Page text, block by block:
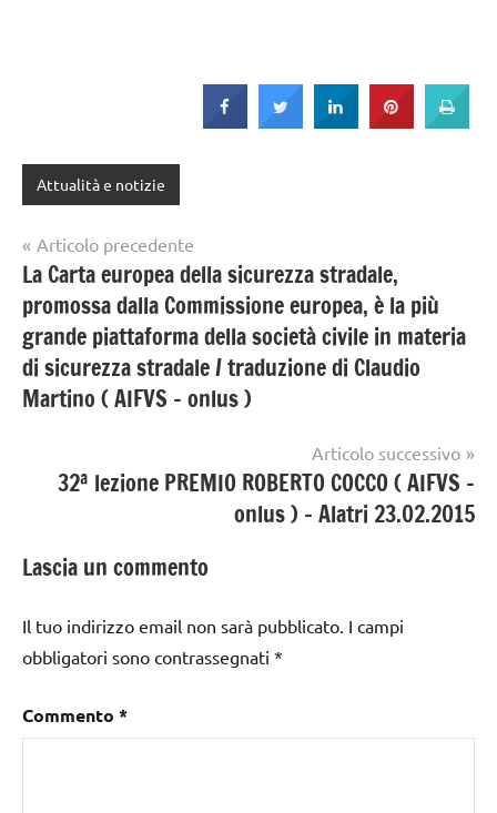
Attualità e notizie
Navigazione
articoli
Articolo precedente
La Carta europea della sicurezza stradale,
promossa dalla Commissione europea, è la più
grande piattaforma della società civile in materia
di sicurezza stradale / traduzione di Claudio
Martino ( AIFVS – onlus )
Articolo successivo
32ª lezione PREMIO ROBERTO COCCO ( AIFVS –
onlus ) – Alatri 23.02.2015
Lascia un commento
Il tuo indirizzo email non sarà pubblicato. I campi
obbligatori sono contrassegnati *
Commento *